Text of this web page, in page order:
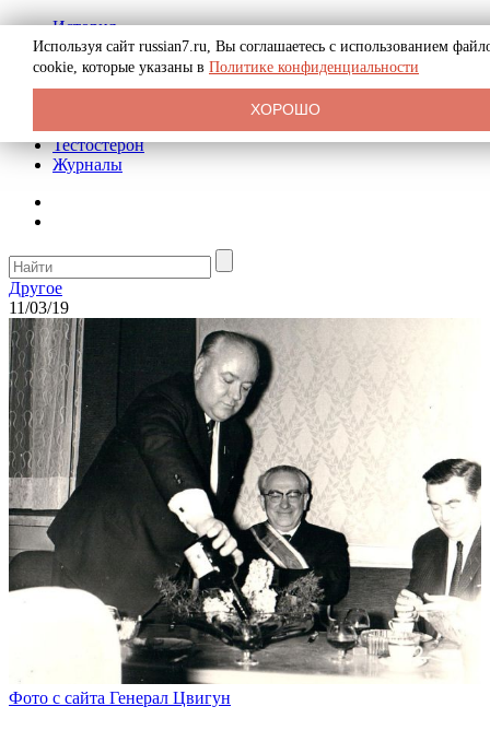
История
Биография
Криминал
Реклама на сайте
Тестостерон
Журналы
Другое
11/03/19
Фото с сайта Генерал Цвигун
Используя сайт russian7.ru, Вы соглашаетесь с использованием
cookie, которые указаны в Политике конфиденциальности
ХОРОШО